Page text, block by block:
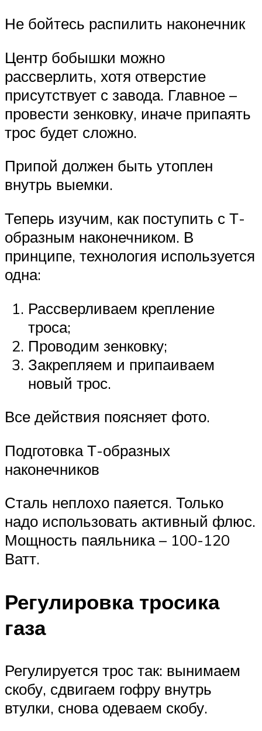
Не бойтесь распилить наконечник
Центр бобышки можно
рассверлить, хотя отверстие
присутствует с завода. Главное –
провести зенковку, иначе припаять
трос будет сложно.
Припой должен быть утоплен
внутрь выемки.
Теперь изучим, как поступить с Т-
образным наконечником. В
принципе, технология используется
одна:
Рассверливаем крепление
троса;
Проводим зенковку;
Закрепляем и припаиваем
новый трос.
Все действия поясняет фото.
Подготовка Т-образных
наконечников
Сталь неплохо паяется. Только
надо использовать активный флюс.
Мощность паяльника – 100-120
Ватт.
Регулировка тросика
газа
Регулируется трос так: вынимаем
скобу, сдвигаем гофру внутрь
втулки, снова одеваем скобу.